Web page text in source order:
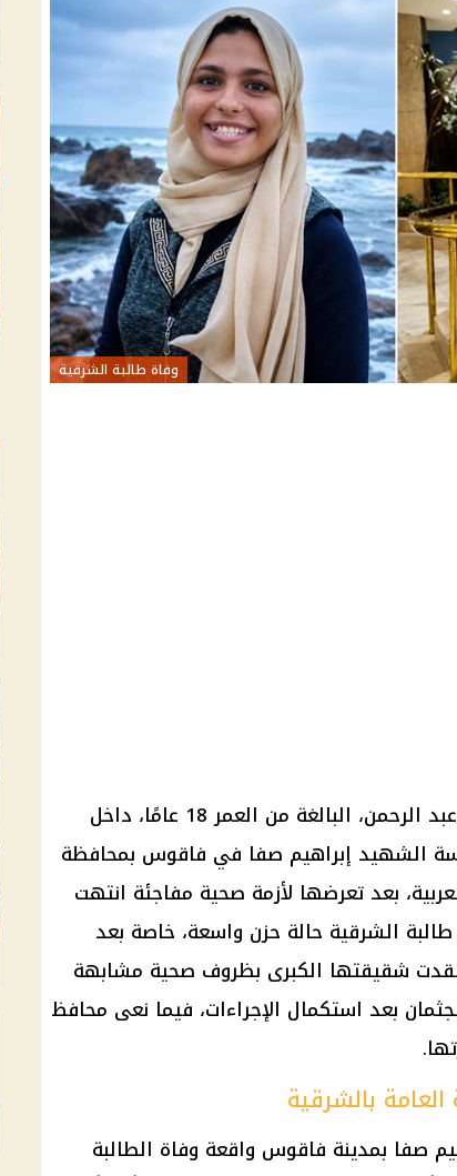
وفاة طالبة الشرقية
توفيت الطالبة جنى هاني إبراهيم عبد الرحمن، البالغة من العمر 18 عامًا، داخل
الشهيد إبراهيم صفا في فاقوس بمحافظة
بعد تعرضها لأزمة صحية مفاجئة انتهت
الشرقية حالة حزن واسعة، خاصة بعد
شقيقتها الكبرى بظروف صحية مشابهة
بعد استكمال الإجراءات، فيما نعى محافظ
بالشرقية
صفا بمدينة فاقوس واقعة وفاة الطالبة